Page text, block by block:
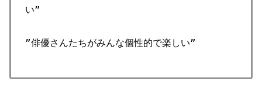
い”
”俳優さんたちがみんな個性的で楽しい”